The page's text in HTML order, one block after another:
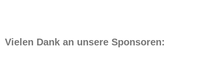
Vielen Dank an unsere Sponsoren: